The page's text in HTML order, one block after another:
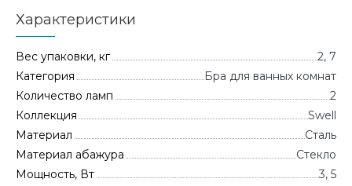
Характеристики
Вес упаковки, кг
2, 7
Категория
Бра для ванных комнат
Количество ламп
2
Коллекция
Swell
Материал
Сталь
Материал абажура
Стекло
Мощность, Вт
3, 5